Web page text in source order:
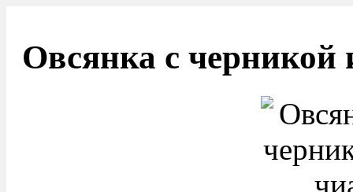
Овсянка с черникой